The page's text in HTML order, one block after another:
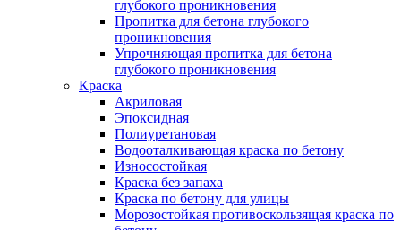
глубокого проникновения
Пропитка для бетона глубокого
проникновения
Упрочняющая пропитка для бетона
глубокого проникновения
Краска
Акриловая
Эпоксидная
Полиуретановая
Водооталкивающая краска по бетону
Износостойкая
Краска без запаха
Краска по бетону для улицы
Морозостойкая противоскользящая краска по